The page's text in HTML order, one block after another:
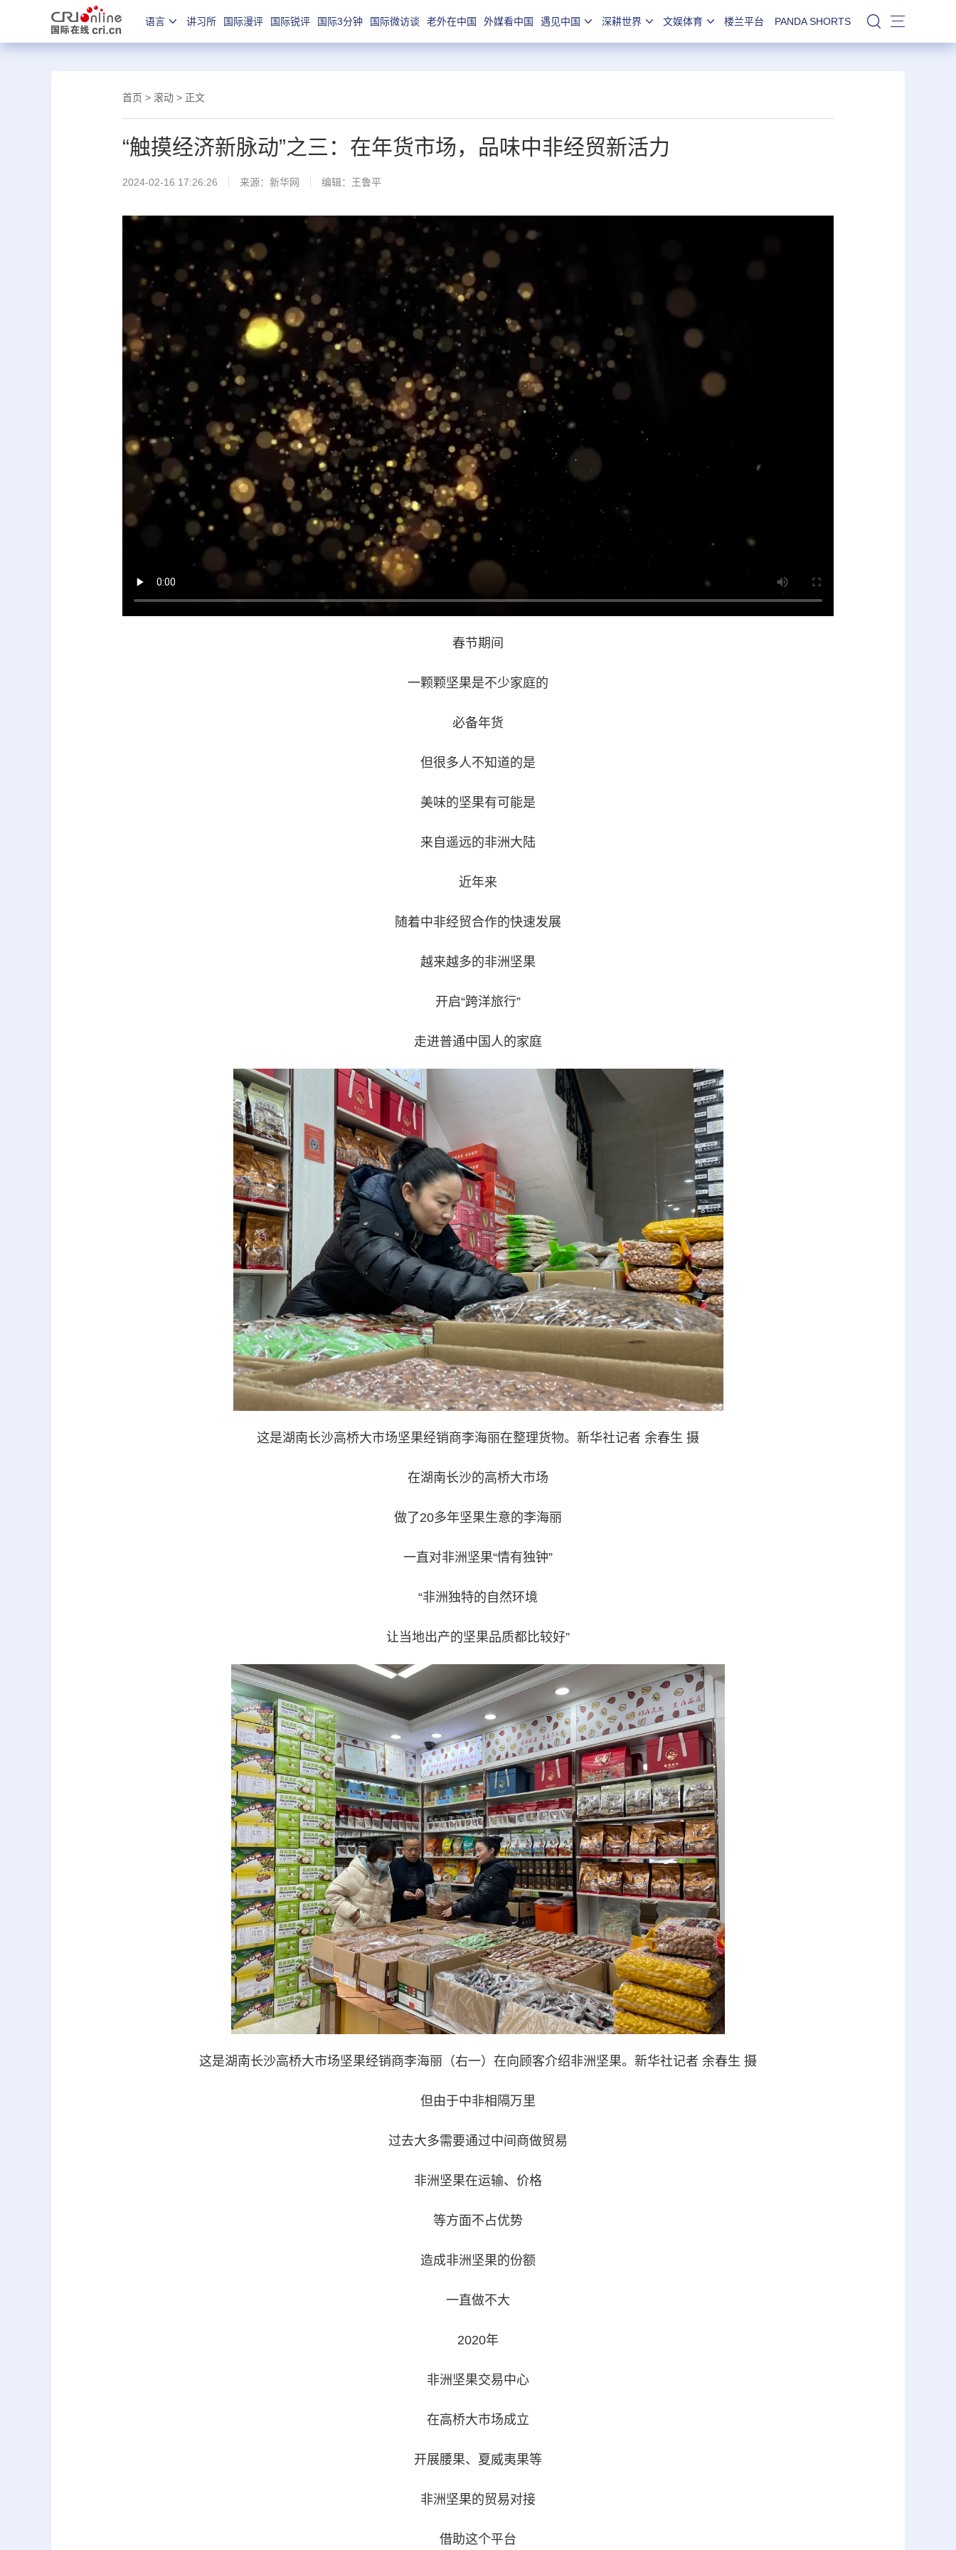
语言 讲习所 国际漫评 国际锐评 国际3分钟 国际微访谈 老外在中国 外媒看中国 遇见中国 深耕世界 文娱体育 楼兰平台 PANDA SHORTS 站内搜索
首页 > 滚动 > 正文
“触摸经济新脉动”之三：在年货市场，品味中非经贸新活力
2024-02-16 17:26:26 来源： 新华网 编辑：王鲁平
春节期间
一颗颗坚果是不少家庭的
必备年货
但很多人不知道的是
美味的坚果有可能是
来自遥远的非洲大陆
近年来
随着中非经贸合作的快速发展
越来越多的非洲坚果
开启“跨洋旅行”
走进普通中国人的家庭
这是湖南长沙高桥大市场坚果经销商李海丽在整理货物。新华社记者 余春生 摄
在湖南长沙的高桥大市场
做了20多年坚果生意的李海丽
一直对非洲坚果“情有独钟”
“非洲独特的自然环境
让当地出产的坚果品质都比较好”
这是湖南长沙高桥大市场坚果经销商李海丽（右一）在向顾客介绍非洲坚果。新华社记者 余春生 摄
但由于中非相隔万里
过去大多需要通过中间商做贸易
非洲坚果在运输、价格
等方面不占优势
造成非洲坚果的份额
一直做不大
2020年
非洲坚果交易中心
在高桥大市场成立
开展腰果、夏威夷果等
非洲坚果的贸易对接
借助这个平台